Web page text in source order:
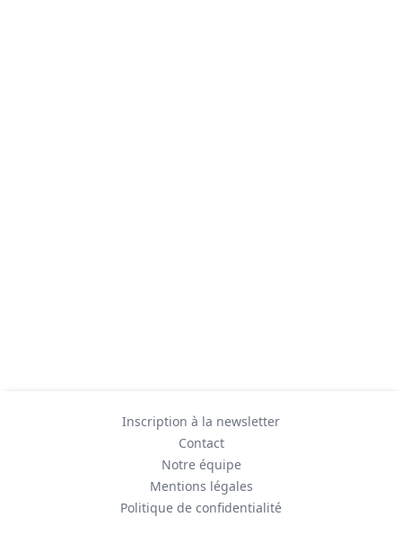
Inscription à la newsletter
Contact
Notre équipe
Mentions légales
Politique de confidentialité